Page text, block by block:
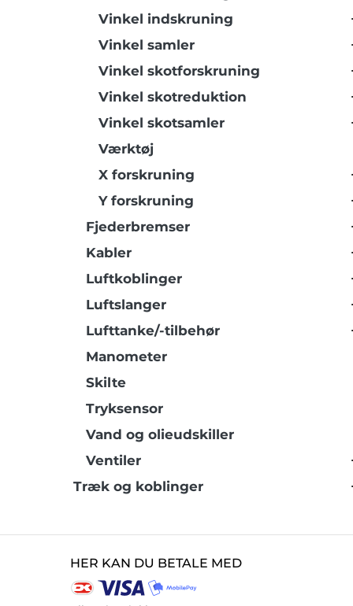
Vinkel indskruning
Vinkel samler
Vinkel skotforskruning
Vinkel skotreduktion
Vinkel skotsamler
Værktøj
X forskruning
Y forskruning
Fjederbremser
Kabler
Luftkoblinger
Luftslanger
Lufttanke/-tilbehør
Manometer
Skilte
Tryksensor
Vand og olieudskiller
Ventiler
Træk og koblinger
HER KAN DU BETALE MED